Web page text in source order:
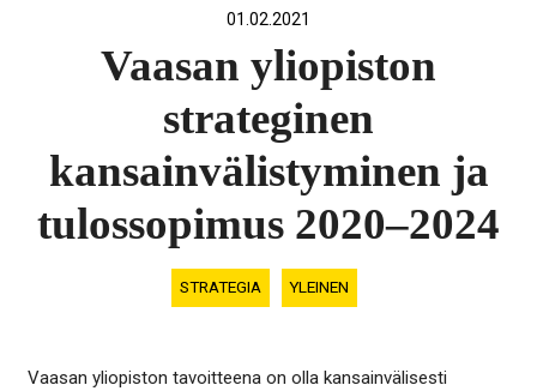
01.02.2021
Vaasan yliopiston
strateginen
kansainvälistyminen ja
tulossopimus 2020–2024
STRATEGIA YLEINEN
Vaasan yliopiston tavoitteena on olla kansainvälisesti